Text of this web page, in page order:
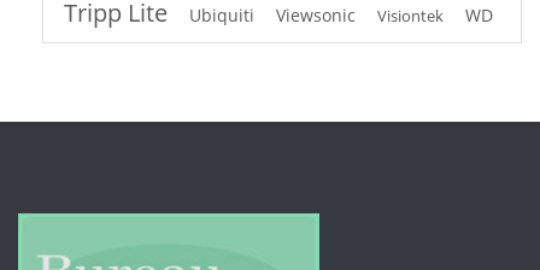
Tripp Lite Ubiquiti Viewsonic Visiontek WD